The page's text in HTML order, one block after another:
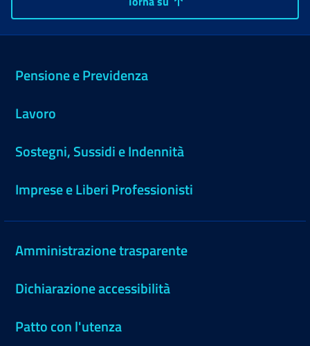
Pensione e Previdenza
Lavoro
Sostegni, Sussidi e Indennità
Imprese e Liberi Professionisti
Amministrazione trasparente
Dichiarazione accessibilità
Patto con l'utenza